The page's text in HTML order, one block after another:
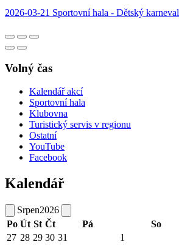
2026-03-21 Sportovní hala - Dětský karneval
Volný čas
Kalendář akcí
Sportovní hala
Klubovna
Turistický servis v regionu
Ostatní
YouTube
Facebook
Kalendář
Srpen2026
Po Út St Čt Pá So
27 28 29 30 31 1